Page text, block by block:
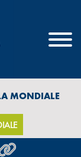
MONDIALE